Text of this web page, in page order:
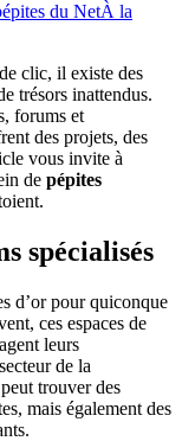
du NetÀ la
clic, il existe des
trésors inattendus.
forums et
des projets, des
vous invite à
de pépites
spécialisés
d’or pour quiconque
ces espaces de
leurs
de la
trouver des
mais également des